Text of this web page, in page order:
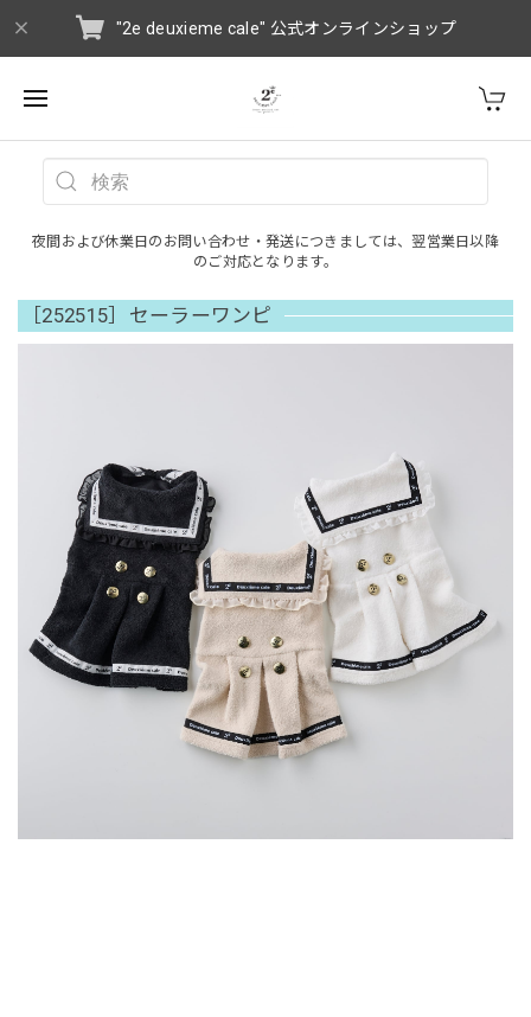
"2e deuxieme cale" 公式オンラインショップ
夜間および休業日のお問い合わせ・発送につきましては、翌営業日以降
のご対応となります。
［252515］セーラーワンピ